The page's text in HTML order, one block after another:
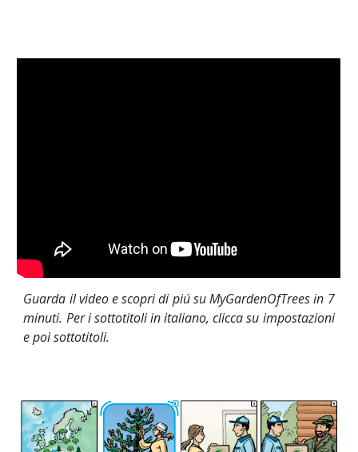
Guarda il video e scopri di piú su MyGardenOfTrees in 7
minuti. Per i sottotitoli in italiano, clicca su impostazioni
e poi sottotitoli.